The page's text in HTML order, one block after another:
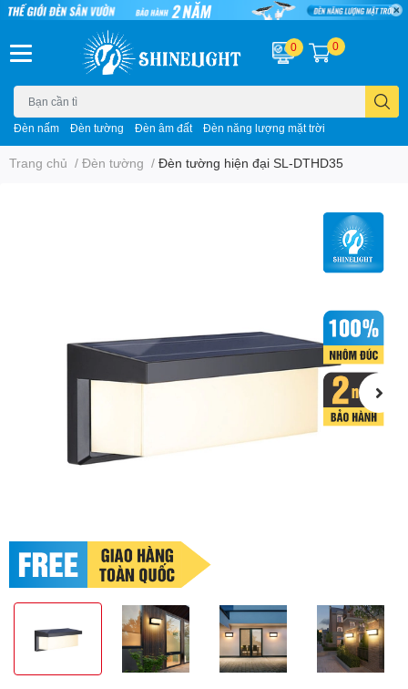
Đèn nấm Đèn tường Đèn âm đất Đèn năng lượng mặt trời
0 0
Trang chủ / Đèn tường / Đèn tường hiện đại SL-DTHD35